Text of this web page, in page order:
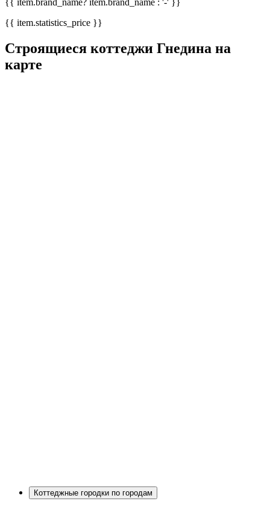
{{ item.brand_name? item.brand_name : '-' }}
{{ item.statistics_price }}
Строящиеся коттеджи Гнедина на
карте
Коттеджные городки по городам